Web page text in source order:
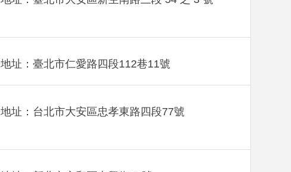
地址：臺北市仁愛路四段112巷11號
地址：台北市大安區忠孝東路四段77號